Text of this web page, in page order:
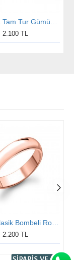
2.100 TL
2.200 TL